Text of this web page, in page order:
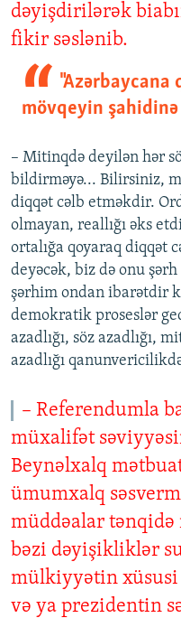
dəyişdirilərək
fikir səslənib.
"Azərbaycana
mövqeyin
– Mitinqdə deyilən hər
bildirməyə... Bilirsiniz,
diqqət cəlb etməkdir.
olmayan, reallığı əks
ortalığa qoyaraq diqqət
deyəcək, biz də onu
şərhim ondan ibarətdir
demokratik proseslər
azadlığı, söz azadlığı,
azadlığı
– Referendumla
müxalifət
Beynəlxalq
ümumxalq
müddəalar tənqidə
bəzi dəyişikliklər
mülkiyyətin xüsusi
və ya prezidentin